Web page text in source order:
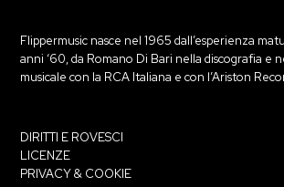
Flippermusic nasce nel 1965 dall’esperienza
anni ‘60, da Romano Di Bari nella discografia e
musicale con la RCA Italiana e con l’Ariston
DIRITTI E ROVESCI
LICENZE
PRIVACY & COOKIE